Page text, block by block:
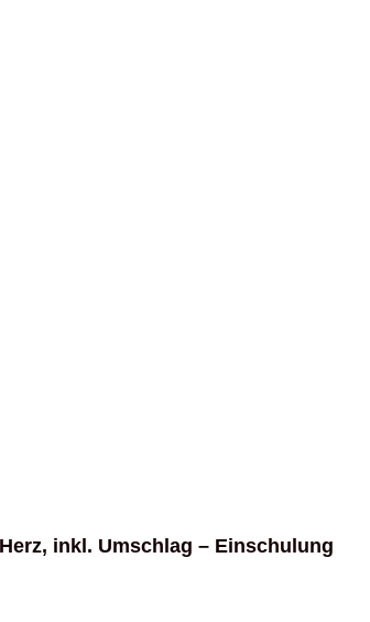
inkl. Umschlag – Einschulung